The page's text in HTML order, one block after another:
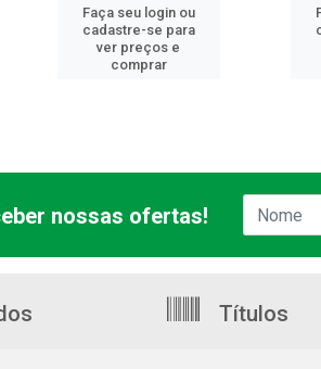
Faça seu login ou
cadastre-se para
ver preços e
comprar
nossas ofertas!
Títulos